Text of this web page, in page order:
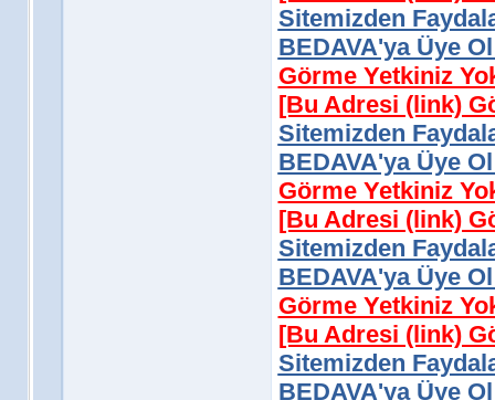
Sitemizden
BEDAVA'ya Üye
Görme Yetkiniz
[Bu Adresi (link)
Sitemizden
BEDAVA'ya Üye
Görme Yetkiniz
[Bu Adresi (link)
Sitemizden
BEDAVA'ya Üye
Görme Yetkiniz
[Bu Adresi (link)
Sitemizden
BEDAVA'ya Üye